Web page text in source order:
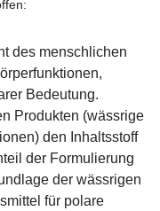
des menschlichen
Bedeutung.
Produkten (wässrige
den Inhaltsstoff
der Formulierung
der wässrigen
für polare